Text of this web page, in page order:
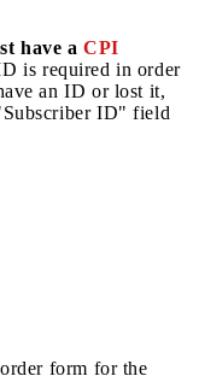
have aCPI
is required in order
an ID or lost it,
ID" field
form for the